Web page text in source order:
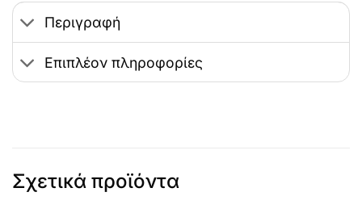
Περιγραφή
Επιπλέον πληροφορίες
Σχετικά προϊόντα